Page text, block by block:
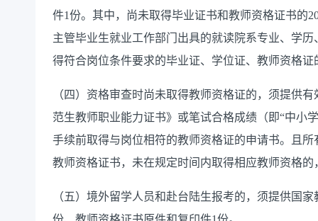
件1份。其中，尚未取得毕业证书和教师资格证书的
主管毕业生就业工作部门出具的就读院系专业、学
得符合岗位条件要求的毕业证、学位证、教师资格证
（四）资格审查时尚未取得教师资格证的，须提供
范生教师职业能力证书》或笔试合格成绩（即“中小
手续前取得与岗位相符的教师资格证的申请书。且
教师资格证书，未在规定时间内取得相应教师资格
（五）境外留学人员和赴台陆生报考的，须提供国